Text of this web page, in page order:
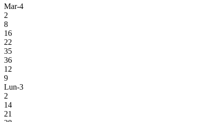
Mar-4
2
8
16
22
35
36
12
9
Lun-3
2
14
21